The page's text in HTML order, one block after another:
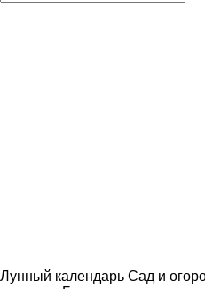
Лунный календарь Сад и